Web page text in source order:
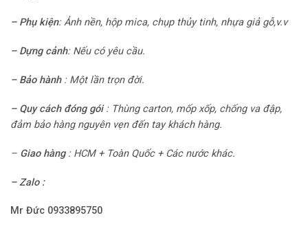
– Phụ kiện: Ảnh nền, hộp mica, chụp thủy tinh, nhựa giả gỗ,v.v
– Dựng cảnh:Nếu có yêu cầu.
– Bảo hành : Một lần trọn đời.
– Quy cách đóng gói : Thùng carton, mốp xốp, chống va đập,
đảm bảo hàng nguyên vẹn đến tay khách hàng.
– Giao hàng : HCM + Toàn Quốc + Các nước khác.
– Zalo :
Mr Đức 0933895750